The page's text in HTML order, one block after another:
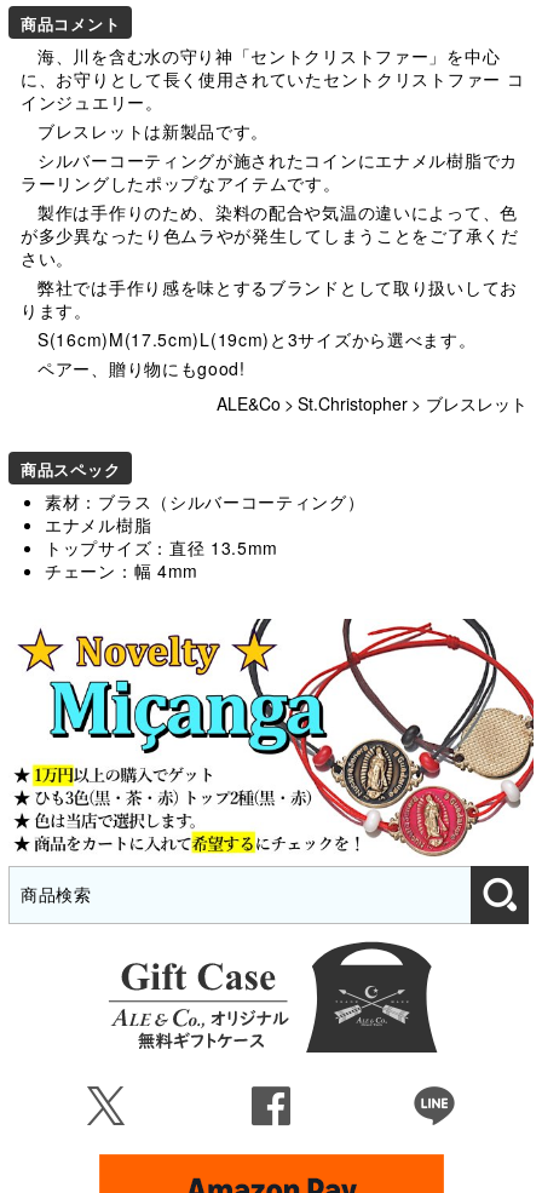
商品コメント
海、川を含む水の守り神「セントクリストファー」を中心
に、お守りとして長く使用されていたセントクリストファー コ
インジュエリー。
ブレスレットは新製品です。
シルバーコーティングが施されたコインにエナメル樹脂でカ
ラーリングしたポップなアイテムです。
製作は手作りのため、染料の配合や気温の違いによって、色
が多少異なったり色ムラやが発生してしまうことをご了承くだ
さい。
弊社では手作り感を味とするブランドとして取り扱いしてお
ります。
S(16cm)M(17.5cm)L(19cm)と3サイズから選べます。
ペアー、贈り物にもgood!
ALE&Co > St.Christopher > ブレスレット
商品スペック
素材：ブラス（シルバーコーティング）
エナメル樹脂
トップサイズ：直径 13.5mm
チェーン：幅 4mm
Ü Û Þ